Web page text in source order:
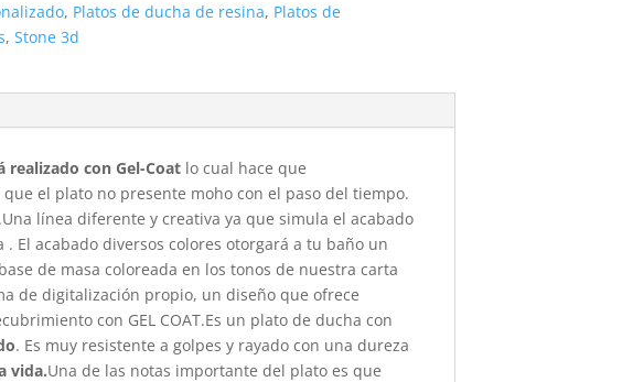
, Platos de ducha de resina, Platos de
,Stone 3d
con Gel-Coat lo cual hace que
el plato no presente moho con el paso del tiempo.
línea diferente y creativa ya que simula el acabado
El acabado diversos colores otorgará a tu baño un
de masa coloreada en los tonos de nuestra carta
de digitalización propio, un diseño que ofrece
con GEL COAT.Es un plato de ducha con
. Es muy resistente a golpes y rayado con una dureza
vida.Una de las notas importante del plato es que